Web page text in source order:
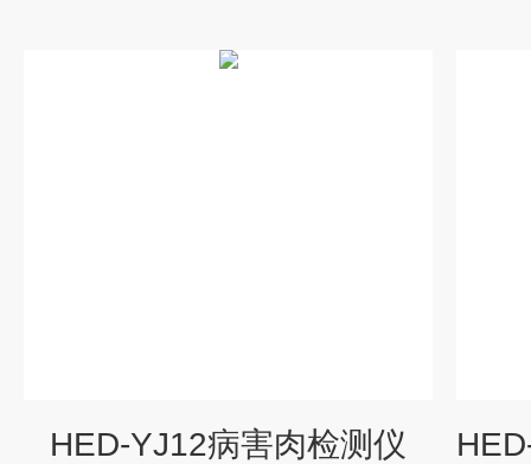
HED-YJ12病害肉检测仪